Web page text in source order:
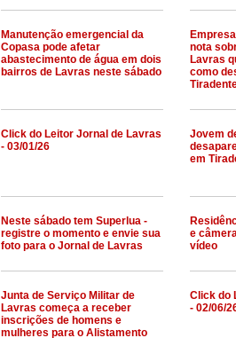
Manutenção emergencial da
Copasa pode afetar
abastecimento de água em dois
bairros de Lavras neste sábado
nota
Lavras
como
Click do Leitor Jornal de Lavras
- 03/01/26
Jovem
em
Neste sábado tem Superlua -
registre o momento e envie sua
foto para o Jornal de Lavras
e
vídeo
Junta de Serviço Militar de
Lavras começa a receber
inscrições de homens e
mulheres para o Alistamento
Click do
- 02/06/